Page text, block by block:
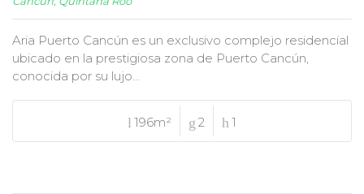
Aria Puerto Cancún es un exclusivo complejo residencial
ubicado en la prestigiosa zona de Puerto Cancún,
conocida por su lujo...
196m² 2 1